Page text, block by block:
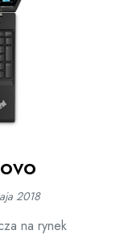
2018
na rynek